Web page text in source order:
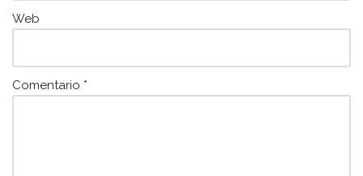
Web
Comentario *